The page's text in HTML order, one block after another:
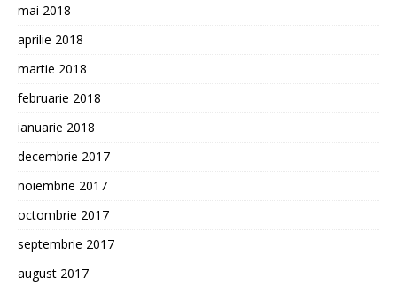
mai 2018
aprilie 2018
martie 2018
februarie 2018
ianuarie 2018
decembrie 2017
noiembrie 2017
octombrie 2017
septembrie 2017
august 2017